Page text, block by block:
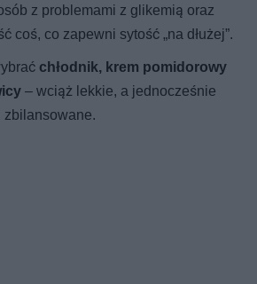
z problemami z glikemią oraz
coś, co zapewni sytość „na dłużej”.
chłodnik, krem pomidorowy
– wciąż lekkie, a jednocześnie